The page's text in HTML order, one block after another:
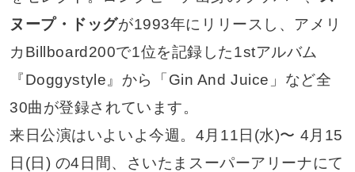
ヌープ・ドッグが1993年にリリースし、アメリ
カBillboard200で1位を記録した1stアルバム
『Doggystyle』から「Gin And Juice」など全
30曲が登録されています。
来日公演はいよいよ今週。4月11日(水)〜 4月15
日(日) の4日間、さいたまスーパーアリーナにて